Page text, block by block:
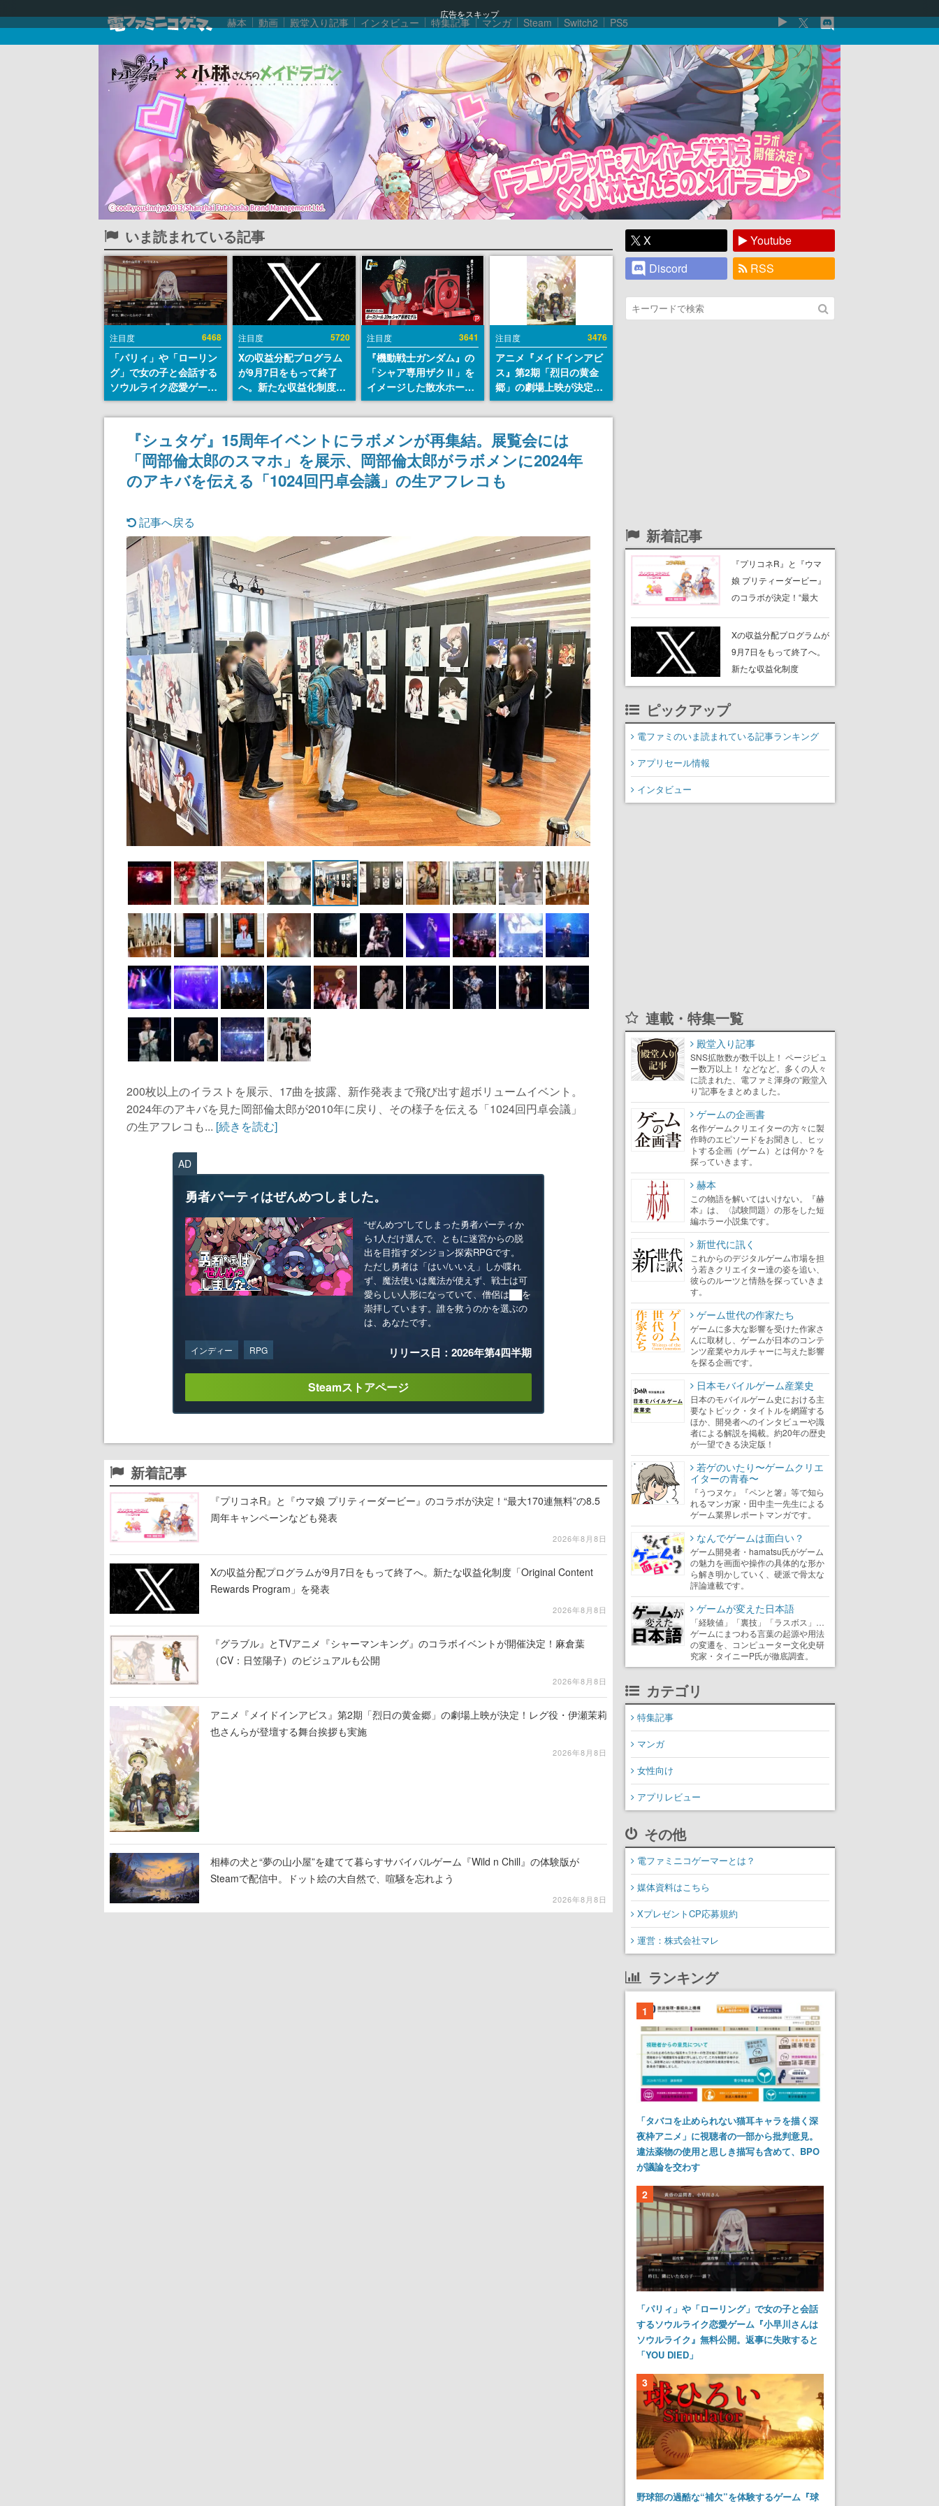
広告をスキップ
赫本 動画 殿堂入り記事 インタビュー 特集記事 マンガ Steam Switch2 PS5
いま読まれている記事
注目度 6468
「パリィ」や「ローリン
グ」で女の子と会話する
ソウルライク恋愛ゲーム
『小早川さんはソウルラ
イク』無料公開。返事に
失敗すると「YOU
DIED」
注目度 5720
Xの収益分配プログラム
が9月7日をもって終了
へ。新たな収益化制度
「Original Content
Rewards Program」を
発表
注目度 3641
『機動戦士ガンダム』の
「シャア専用ザクⅡ」を
イメージした散水ホース
リールが予約開始。本体
にはシャアのパーソナル
マークやジオン公国軍の
エンブレム、型式番号な
どを配置
注目度 3476
アニメ『メイドインアビ
ス』第2期「烈日の黄金
郷」の劇場上映が決定！
レグ役・伊瀬茉莉也さん
らが登壇する舞台挨拶も
実施
『シュタゲ』15周年イベントにラボメンが再集結。展覧会には
「岡部倫太郎のスマホ」を展示、岡部倫太郎がラボメンに2024年
のアキバを伝える「1024回円卓会議」の生アフレコも
記事へ戻る
5 / 34
200枚以上のイラストを展示、17曲を披露、新作発表まで飛び出す超ボリュームイベント。
2024年のアキバを見た岡部倫太郎が2010年に戻り、その様子を伝える「1024回円卓会議」
の生アフレコも... [続きを読む]
AD
勇者パーティはぜんめつしました。
“ぜんめつ”してしまった勇者パーティか
ら1人だけ選んで、ともに迷宮からの脱
出を目指すダンジョン探索RPGです。
ただし勇者は「はい/いいえ」しか喋れ
ず、魔法使いは魔法が使えず、戦士は可
愛らしい人形になっていて、僧侶は██を
崇拝しています。誰を救うのかを選ぶの
は、あなたです。
インディー RPG リリース日：2026年第4四半期
Steamストアページ
新着記事
『プリコネR』と『ウマ娘 プリティーダービー』のコラボが決定！“最大170連無料”の8.5
周年キャンペーンなども発表
2026年8月8日
Xの収益分配プログラムが9月7日をもって終了へ。新たな収益化制度「Original Content
Rewards Program」を発表
2026年8月8日
『グラブル』とTVアニメ『シャーマンキング』のコラボイベントが開催決定！麻倉葉
（CV：日笠陽子）のビジュアルも公開
2026年8月8日
アニメ『メイドインアビス』第2期「烈日の黄金郷」の劇場上映が決定！レグ役・伊瀬茉莉
也さんらが登壇する舞台挨拶も実施
2026年8月8日
相棒の犬と“夢の山小屋”を建てて暮らすサバイバルゲーム『Wild n Chill』の体験版が
Steamで配信中。ドット絵の大自然で、喧騒を忘れよう
2026年8月8日
X
Youtube
Discord
RSS
新着記事
『プリコネR』と『ウマ
娘 プリティーダービー』
のコラボが決定！“最大
ンペーンなども発表
Xの収益分配プログラムが
9月7日をもって終了へ。
新たな収益化制度
「Original Content
ピックアップ
電ファミのいま読まれている記事ランキング
アプリセール情報
インタビュー
連載・特集一覧
殿堂入り記事
SNS拡散数が数千以上！ ページビュ
ー数万以上！ などなど。多くの人々
に読まれた、電ファミ渾身の“殿堂入
り”記事をまとめました。
ゲームの企画書
名作ゲームクリエイターの方々に製
作時のエピソードをお聞きし、ヒッ
トする企画（ゲーム）とは何か？を
探っていきます。
赫本
この物語を解いてはいけない。『赫
本』は、〈試験問題〉の形をした短
編ホラー小説集です。
新世代に訊く
これからのデジタルゲーム市場を担
う若きクリエイター達の姿を追い、
彼らのルーツと情熱を探っていきま
す。
ゲーム世代の作家たち
ゲームに多大な影響を受けた作家さ
んに取材し、ゲームが日本のコンテ
ンツ産業やカルチャーに与えた影響
を探る企画です。
日本モバイルゲーム産業史
日本のモバイルゲーム史における主
要なトピック・タイトルを網羅する
ほか、開発者へのインタビューや識
者による解説を掲載。約20年の歴史
が一望できる決定版！
若ゲのいたり〜ゲームクリエ
イターの青春〜
『うつヌケ』『ペンと箸』等で知ら
れるマンガ家・田中圭一先生による
ゲーム業界レポートマンガです。
なんでゲームは面白い？
ゲーム開発者・hamatsu氏がゲーム
の魅力を画面や操作の具体的な形か
ら解き明かしていく、硬派で骨太な
評論連載です。
ゲームが変えた日本語
「経験値」「裏技」「ラスボス」…
ゲームにまつわる言葉の起源や用法
の変遷を、コンピューター文化史研
究家・タイニーP氏が徹底調査。
カテゴリ
特集記事
マンガ
女性向け
アプリレビュー
その他
電ファミニコゲーマーとは？
媒体資料はこちら
XプレゼントCP応募規約
運営：株式会社マレ
ランキング
1
「タバコを止められない猫耳キャラを描く深
夜枠アニメ」に視聴者の一部から批判意見。
違法薬物の使用と思しき描写も含めて、BPO
が議論を交わす
2
「パリィ」や「ローリング」で女の子と会話
するソウルライク恋愛ゲーム『小早川さんは
ソウルライク』無料公開。返事に失敗すると
「YOU DIED」
3
野球部の過酷な“補欠”を体験するゲーム『球